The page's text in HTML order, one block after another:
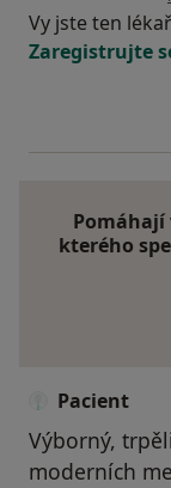
Vy jste ten
Zaregistrujte
Pomáhají
kterého
Pacient
Výborný,
moderních